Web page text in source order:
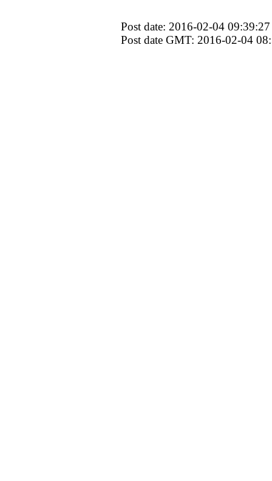
Post date: 2016-02-04 09:39:27
Post date GMT: 2016-02-04